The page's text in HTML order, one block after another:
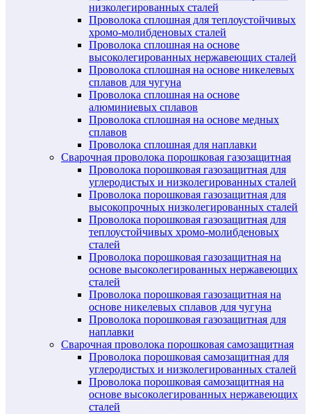
низколегированных сталей
Проволока сплошная для теплоустойчивых
хромо-молибденовых сталей
Проволока сплошная на основе
высоколегированных нержавеющих сталей
Проволока сплошная на основе никелевых
сплавов для чугуна
Проволока сплошная на основе
алюминиевых сплавов
Проволока сплошная на основе медных
сплавов
Проволока сплошная для наплавки
Сварочная проволока порошковая газозащитная
Проволока порошковая газозащитная для
углеродистых и низколегированных сталей
Проволока порошковая газозащитная для
высокопрочных низколегированных сталей
Проволока порошковая газозащитная для
теплоустойчивых хромо-молибденовых
сталей
Проволока порошковая газозащитная на
основе высоколегированных нержавеющих
сталей
Проволока порошковая газозащитная на
основе никелевых сплавов для чугуна
Проволока порошковая газозащитная для
наплавки
Сварочная проволока порошковая самозащитная
Проволока порошковая самозащитная для
углеродистых и низколегированных сталей
Проволока порошковая самозащитная на
основе высоколегированных нержавеющих
сталей